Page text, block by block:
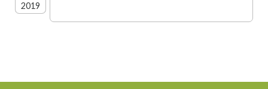
2019